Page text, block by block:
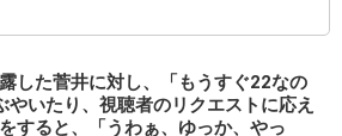
した菅井に対し、「もうすぐ22なの
いたり、視聴者のリクエストに応え
すると、「うわぁ、ゆっか、やっ